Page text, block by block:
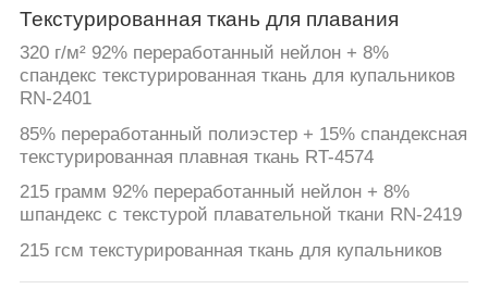
Текстурированная ткань для плавания
320 г/м² 92% переработанный нейлон + 8%
спандекс текстурированная ткань для купальников
RN-2401
85% переработанный полиэстер + 15% спандексная
текстурированная плавная ткань RT-4574
215 грамм 92% переработанный нейлон + 8%
шпандекс с текстурой плавательной ткани RN-2419
215 гсм текстурированная ткань для купальников